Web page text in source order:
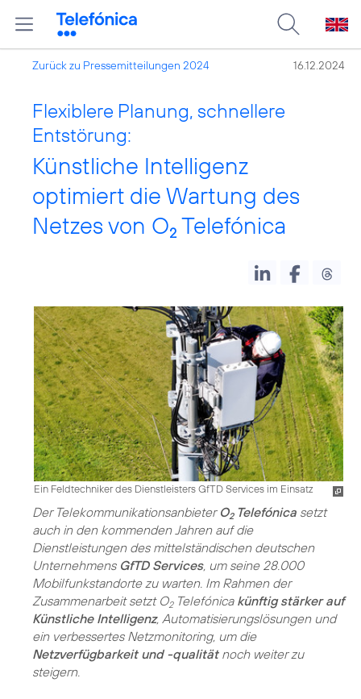
Zurück zu Pressemitteilungen 2024 16.12.2024
Flexiblere Planung, schnellere
Entstörung:
Künstliche Intelligenz
optimiert die Wartung des
Netzes von O2 Telefónica
Ein Feldtechniker des Dienstleisters GfTD Services im Einsatz
Der TelekommunikationsanbieterO2Telefónica setzt
auch in den kommenden Jahren auf die
Dienstleistungen des mittelständischen deutschen
Unternehmens GfTD Services, um seine 28.000
Mobilfunkstandorte zu warten. Im Rahmen der
Zusammenarbeit setzt O2Telefónica künftig stärker auf
Künstliche Intelligenz, Automatisierungslösungen und
ein verbessertes Netzmonitoring, um die
Netzverfügbarkeit und -qualitätnoch weiter zu
steigern.